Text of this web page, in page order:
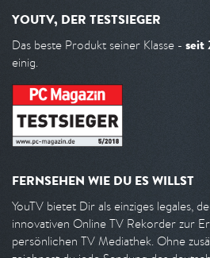
YOUTV, DER TESTSIEGER
Das beste Produkt seiner Klasse - seit
einig.
FERNSEHEN WIE DU ES WILLST
YouTV bietet Dir als einziges legales,
innovativen Online TV Rekorder zur
persönlichen TV Mediathek. Ohne